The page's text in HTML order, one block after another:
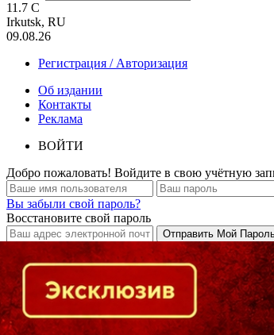
11.7 C
Irkutsk, RU
09.08.26
Регистрация / Авторизация
Об издании
Контакты
Реклама
ВОЙТИ
Добро пожаловать! Войдите в свою учётную
Вы забыли свой пароль?
Восстановите свой пароль
Кто есть кто в Байкальском регионе